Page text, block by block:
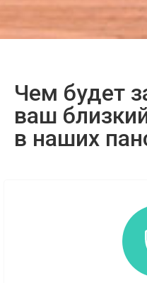
Чем будет
ваш
в наших